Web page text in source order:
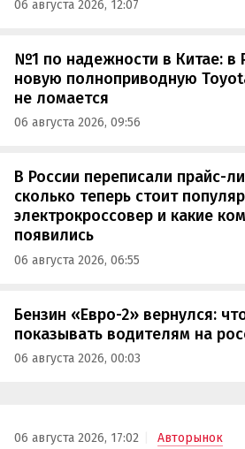
06 августа 2026, 12:07
№1 по надежности в Китае: в
новую полноприводную
не ломается
06 августа 2026, 09:56
В России переписали прайс-
сколько теперь стоит
электрокроссовер и какие
появились
06 августа 2026, 06:55
Бензин «Евро-2» вернулся:
показывать водителям на
06 августа 2026, 00:03
06 августа 2026, 17:02 Авторынок